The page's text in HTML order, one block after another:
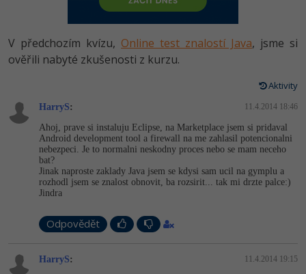
HTML5, CSS3, Bootstrap, SEO
SQL a databáze
UML a návrhové vzory
React
Spring
ASP.NET MVC
PHP
JavaScript
HTML / CSS
UML a návrhové vzory
MySQL/MariaDB
MS-SQL
SQLite
Vývojář mobilních aplikací
Specialista na AI a bigdata
Webdesigner
Tester
Systémový administrátor
3D grafik
Projektový manažer
-80%
JavaScript -80%
C++
Swift -80%
Kotlin -80%
VB.NET
V předchozím kvízu, Online test znalostí Java, jsme si
ověřili nabyté zkušenosti z kurzu.
Aktivity
HarryS: 11.4.2014 18:46
Ahoj, prave si instaluju Eclipse, na Marketplace jsem si pridaval
Android development tool a firewall na me zahlasil potencionalni
nebezpeci. Je to normalni neskodny proces nebo se mam neceho
bat?
Jinak naproste zaklady Java jsem se kdysi sam ucil na gymplu a
rozhodl jsem se znalost obnovit, ba rozsirit... tak mi drzte palce:)
Jindra
Odpovědět
HarryS: 11.4.2014 19:15